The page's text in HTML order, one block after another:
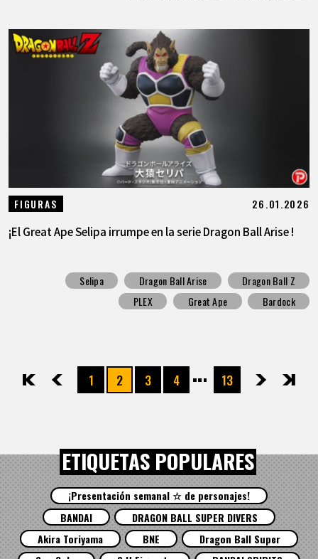
FIGURAS 26.01.2026
¡El Great Ape Selipa irrumpe en la serie Dragon Ball Arise !
Selipa Dragon Ball Arise
Dragon Ball Z
PLEX
Great Ape Bardock
先頭 前へ1 2 3 4 13次へ最後
ETIQUETAS POPULARES
¡Presentación semanal ☆ de personajes!
BANDAI
DRAGON BALL SUPER DIVERS
Akira Toriyama
BNE
Dragon Ball Super